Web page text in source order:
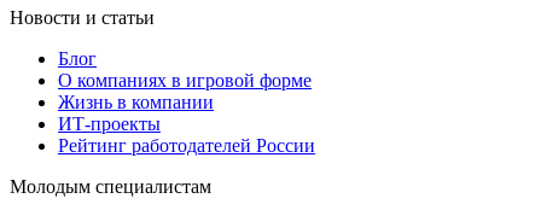
Новости и статьи
Блог
О компаниях в игровой форме
Жизнь в компании
ИТ-проекты
Рейтинг работодателей России
Молодым специалистам